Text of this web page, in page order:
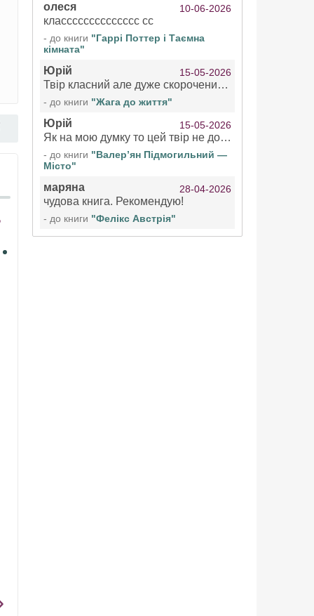
олеся 10-06-2026
класссссссссссссс сс
- до книги "Гаррі Поттер і Таємна
кімната"
Юрій 15-05-2026
Твір класний але дуже скорочений якщо вже озвучуєте то бажано цілі твори
- до книги "Жага до життя"
Юрій 15-05-2026
Як на мою думку то цей твір не дотягує бути у топ 100 аудіокниг
- до книги "Валер’ян Підмогильний —
Місто"
маряна 28-04-2026
чудова книга. Рекомендую!
- до книги "Фелікс Австрія"